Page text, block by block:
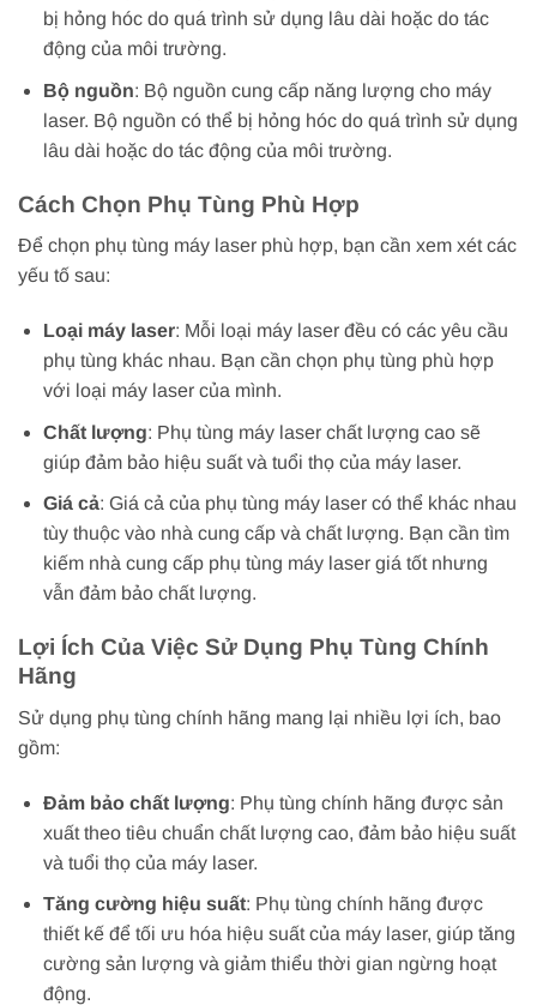
bị hỏng hóc do quá trình sử dụng lâu dài hoặc do tác
động của môi trường.
Bộ nguồn: Bộ nguồn cung cấp năng lượng cho máy
laser. Bộ nguồn có thể bị hỏng hóc do quá trình sử dụng
lâu dài hoặc do tác động của môi trường.
Cách Chọn Phụ Tùng Phù Hợp
Để chọn phụ tùng máy laser phù hợp, bạn cần xem xét các
yếu tố sau:
Loại máy laser: Mỗi loại máy laser đều có các yêu cầu
phụ tùng khác nhau. Bạn cần chọn phụ tùng phù hợp
với loại máy laser của mình.
Chất lượng: Phụ tùng máy laser chất lượng cao sẽ
giúp đảm bảo hiệu suất và tuổi thọ của máy laser.
Giá cả: Giá cả của phụ tùng máy laser có thể khác nhau
tùy thuộc vào nhà cung cấp và chất lượng. Bạn cần tìm
kiếm nhà cung cấp phụ tùng máy laser giá tốt nhưng
vẫn đảm bảo chất lượng.
Lợi Ích Của Việc Sử Dụng Phụ Tùng Chính
Hãng
Sử dụng phụ tùng chính hãng mang lại nhiều lợi ích, bao
gồm:
Đảm bảo chất lượng: Phụ tùng chính hãng được sản
xuất theo tiêu chuẩn chất lượng cao, đảm bảo hiệu suất
và tuổi thọ của máy laser.
Tăng cường hiệu suất: Phụ tùng chính hãng được
thiết kế để tối ưu hóa hiệu suất của máy laser, giúp tăng
cường sản lượng và giảm thiểu thời gian ngừng hoạt
động.